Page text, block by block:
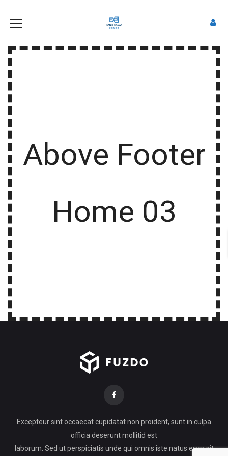
Above Footer
Home 03
Excepteur sint occaecat cupidatat non proident, sunt in culpa
officia deserunt mollitid est
laborum. Sed ut perspiciatis unde qui omnis iste natus error sit